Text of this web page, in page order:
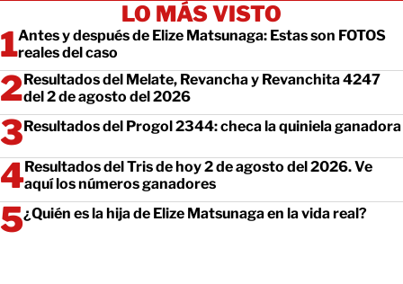
LO MÁS VISTO
Antes y después de Elize Matsunaga: Estas son FOTOS
reales del caso
Resultados del Melate, Revancha y Revanchita 4247
del 2 de agosto del 2026
Resultados del Progol 2344: checa la quiniela ganadora
Resultados del Tris de hoy 2 de agosto del 2026. Ve
aquí los números ganadores
¿Quién es la hija de Elize Matsunaga en la vida real?